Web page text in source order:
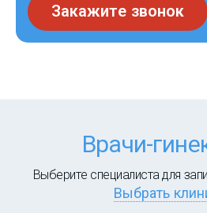
Закажите звонок
Врачи-
Выберите специалиста для
Выбрать